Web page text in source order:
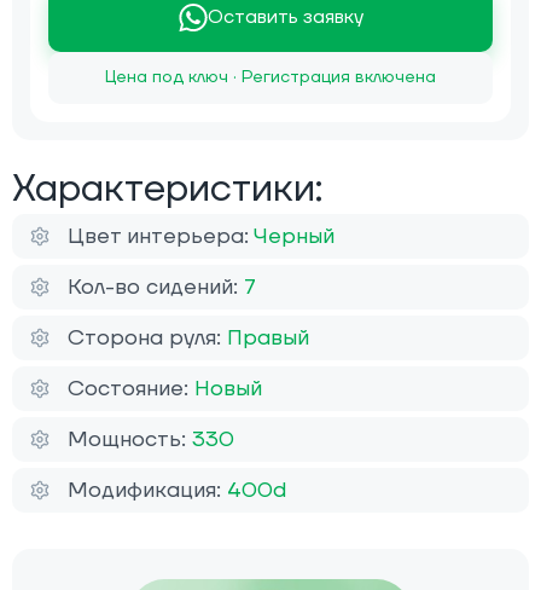
Оставить заявку
Цена под ключ · Регистрация включена
Характеристики:
Цвет интерьера: Черный
Кол-во сидений: 7
Сторона руля: Правый
Состояние: Новый
Мощность: 330
Модификация: 400d